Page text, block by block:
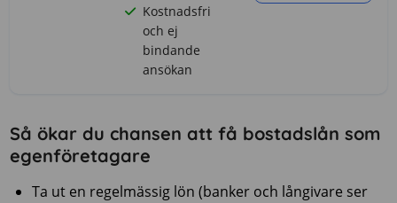
Kostnadsfri
och ej
bindande
ansökan
Så ökar du chansen att få bostadslån som
egenföretagare
Ta ut en regelmässig lön (banker och långivare ser